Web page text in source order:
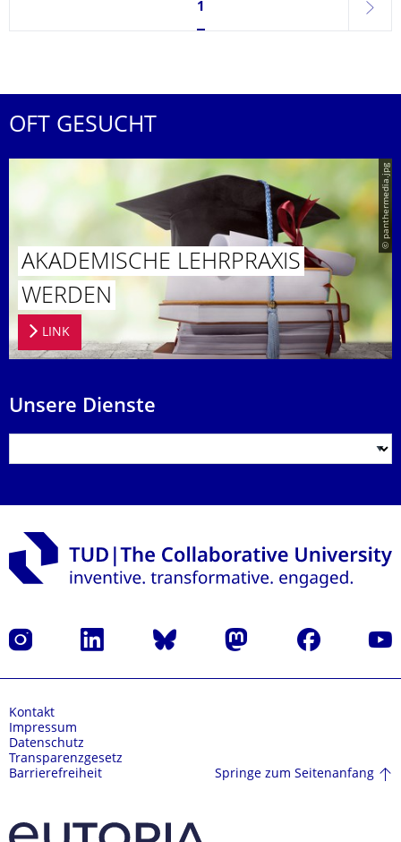
Seite 1, aktuell ausgewählt
1
weiter
OFT GESUCHT
© panthermedia.jpg
AKADEMISCHE LEHRPRAXIS
WERDEN
LINK
Unsere Dienste
Instagram LinkedIn Bluesky Mastodon Facebook
Kontakt
Impressum
Datenschutz
Transparenzgesetz
Barrierefreiheit
Springe zum Seitenanfang